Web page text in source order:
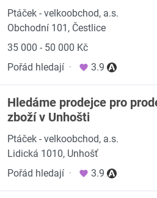
Ptáček - velkoobchod, a.s.
Obchodní 101, Čestlice
35 000 - 50 000 Kč
Pořád hledají · 3.9
Hledáme prodejce pro
zboží v Unhošti
Ptáček - velkoobchod, a.s.
Lidická 1010, Unhošť
Pořád hledají · 3.9